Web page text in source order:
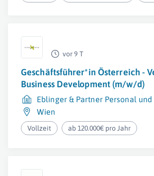
vor 9 T
Geschäftsführer*in Österreich -
Business Development (m/w/d)
Eblinger & Partner Personal
Wien
Vollzeit ab 120.000€ pro Jahr